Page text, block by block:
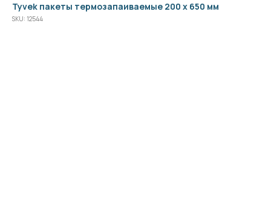
Tyvek пакеты термозапаиваемые 200 x 650 мм
SKU: 12544